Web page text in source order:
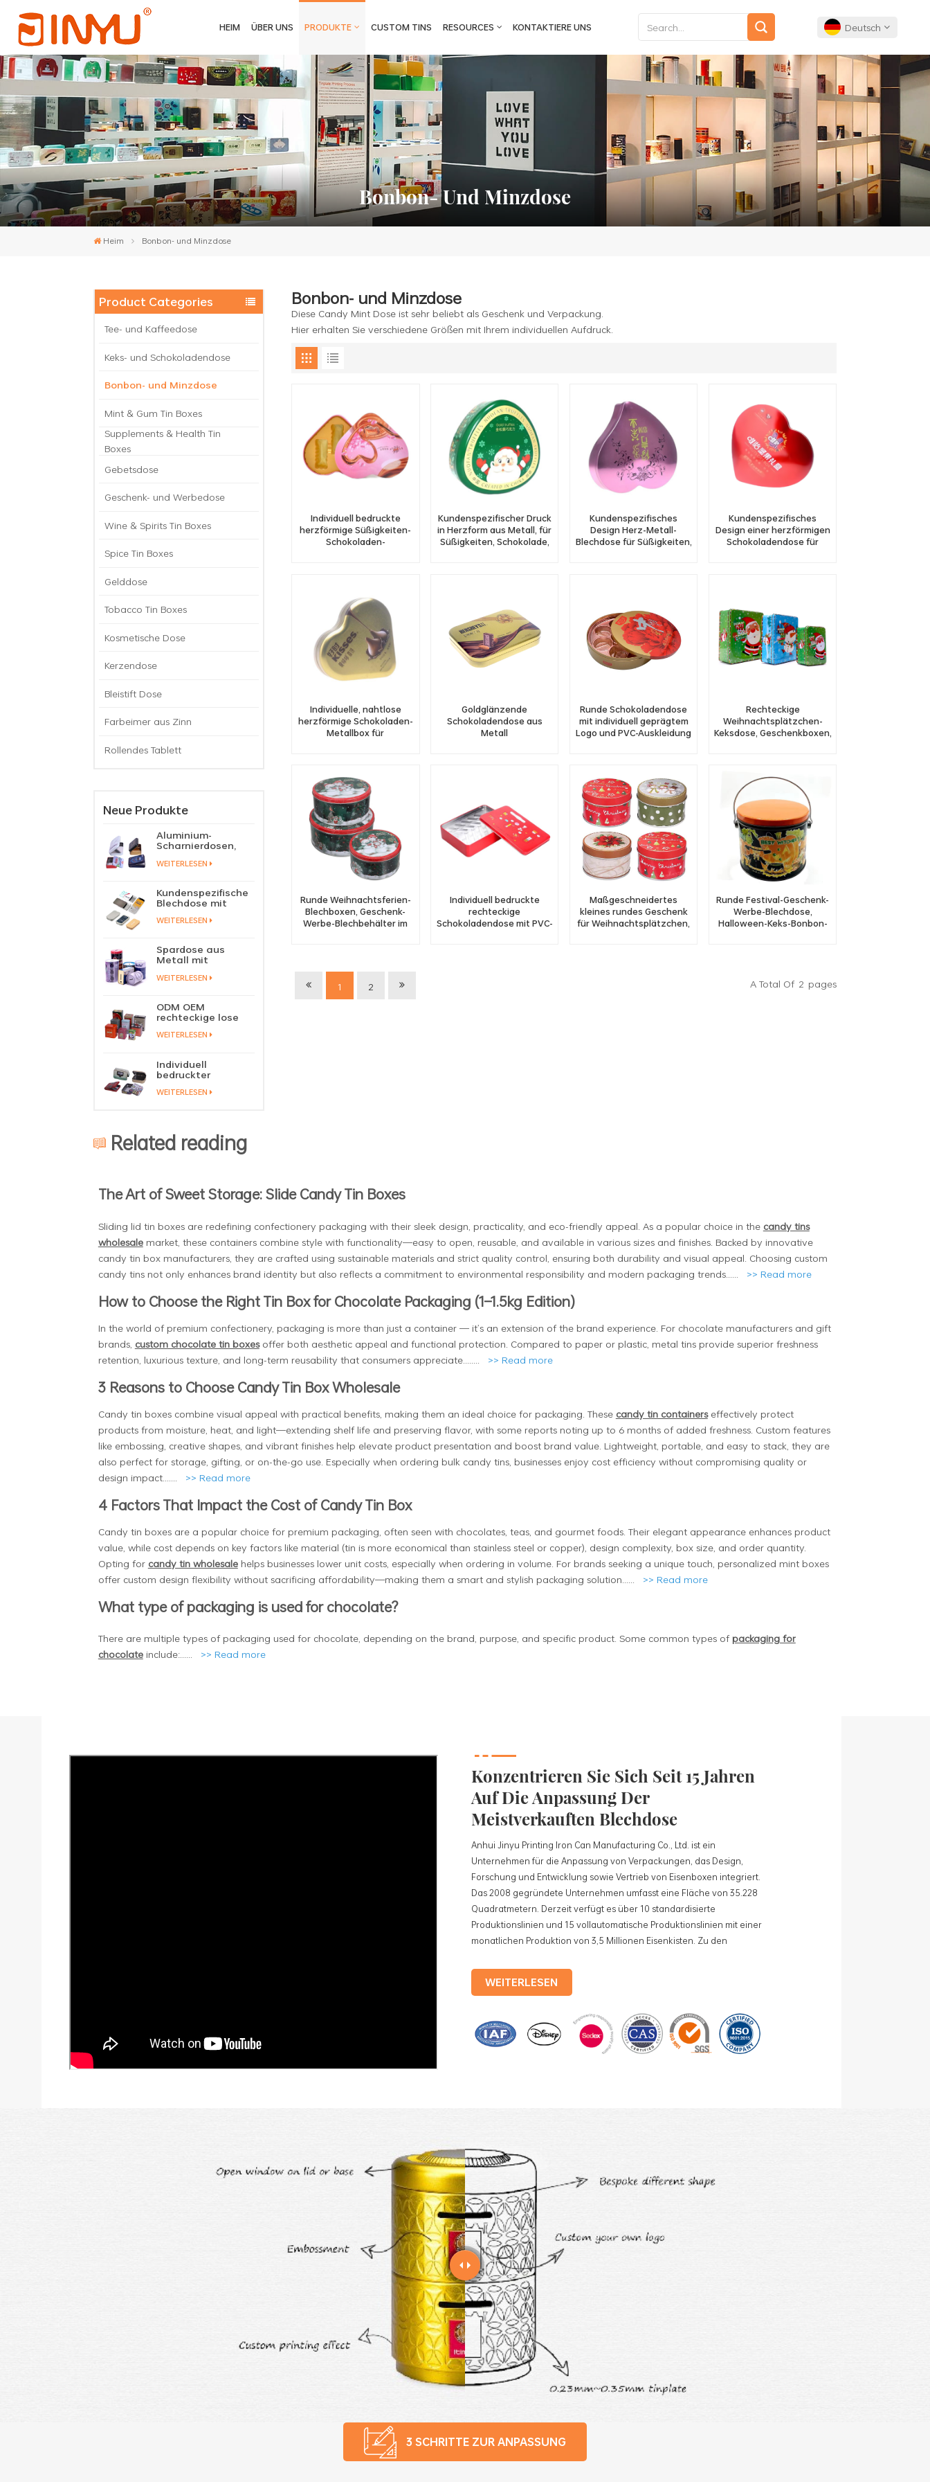
HEIM ÜBER UNS PRODUKTE CUSTOM TINS RESOURCES KONTAKTIERE UNS Deutsch
English
Français
Deutsch
Español
Português
Bonbon- Und Minzdose
Heim Bonbon- und Minzdose
Product Categories
Tee- und Kaffeedose
Keks- und Schokoladendose
Bonbon- und Minzdose
Mint & Gum Tin Boxes
Supplements & Health Tin
Boxes
Gebetsdose
Geschenk- und Werbedose
Wine & Spirits Tin Boxes
Spice Tin Boxes
Gelddose
Tobacco Tin Boxes
Kosmetische Dose
Kerzendose
Bleistift Dose
Farbeimer aus Zinn
Rollendes Tablett
Neue Produkte
Aluminium-
Scharnierdosen,
Bonbons, Pillen,
Blechdose mit
Klappdeckel
WEITERLESEN
Kundenspezifische
Blechdose mit
Süßigkeiten, Minze,
Blechdose,
Lippenbalsam,
fester Parfüm-
Metall-
Schiebedeckel,
WEITERLESEN
Spardose aus
Metall mit
Blechdose,
Spardose aus
Blech
WEITERLESEN
ODM OEM
rechteckige lose
Verpackung, grüne
Fabrikgroßhandel
WEITERLESEN
Individuell
bedruckter
Spielkarten-
und Zigarrendose,
Aufbewahrungsmanufaktur
WEITERLESEN
Bonbon- und Minzdose
Diese Candy Mint Dose ist sehr beliebt als Geschenk und Verpackung.
Hier erhalten Sie verschiedene Größen mit Ihrem individuellen Aufdruck.
Individuell bedruckte
herzförmige Süßigkeiten-
Schokoladen-
Kundenspezifischer Druck
in Herzform aus Metall, für
Süßigkeiten, Schokolade,
Kundenspezifisches
Design Herz-Metall-
Blechdose für Süßigkeiten,
Kundenspezifisches
Design einer herzförmigen
Schokoladendose für
Individuelle, nahtlose
herzförmige Schokoladen-
Metallbox für
Goldglänzende
Schokoladendose aus
Metall
Runde Schokoladendose
mit individuell geprägtem
Logo und PVC-Auskleidung
Rechteckige
Weihnachtsplätzchen-
Keksdose, Geschenkboxen,
Runde Weihnachtsferien-
Blechboxen, Geschenk-
Werbe-Blechbehälter im
Individuell bedruckte
rechteckige
Schokoladendose mit PVC-
Maßgeschneidertes
kleines rundes Geschenk
für Weihnachtsplätzchen,
Runde Festival-Geschenk-
Werbe-Blechdose,
Halloween-Keks-Bonbon-
1 2 A Total Of 2 Pages
Related reading
The Art of Sweet Storage: Slide Candy Tin Boxes
Sliding lid tin boxes are redefining confectionery packaging with their sleek design, practicality, and eco-friendly appeal. As a popular choice in the candy tins
wholesalemarket, these containers combine style with functionality—easy to open, reusable, and available in various sizes and finishes. Backed by innovative
candy tin box manufacturers, they are crafted using sustainable materials and strict quality control, ensuring both durability and visual appeal. Choosing custom
candy tins not only enhances brand identity but also reflects a commitment to environmental responsibility and modern packaging trends...... >> Read more
How to Choose the Right Tin Box for Chocolate Packaging (1–1.5kg Edition)
In the world of premium confectionery, packaging is more than just a container — it’s an extension of the brand experience. For chocolate manufacturers and gift
brands, custom chocolate tin boxesoffer both aesthetic appeal and functional protection. Compared to paper or plastic, metal tins provide superior freshness
retention, luxurious texture, and long-term reusability that consumers appreciate........ >> Read more
3 Reasons to Choose Candy Tin Box Wholesale
Candy tin boxes combine visual appeal with practical benefits, making them an ideal choice for packaging. These candy tin containerseffectively protect
products from moisture, heat, and light—extending shelf life and preserving flavor, with some reports noting up to 6 months of added freshness. Custom features
like embossing, creative shapes, and vibrant finishes help elevate product presentation and boost brand value. Lightweight, portable, and easy to stack, they are
also perfect for storage, gifting, or on-the-go use. Especially when ordering bulk candy tins, businesses enjoy cost efficiency without compromising quality or
design impact....... >> Read more
4 Factors That Impact the Cost of Candy Tin Box
Candy tin boxes are a popular choice for premium packaging, often seen with chocolates, teas, and gourmet foods. Their elegant appearance enhances product
value, while cost depends on key factors like material (tin is more economical than stainless steel or copper), design complexity, box size, and order quantity.
Opting for candy tin wholesalehelps businesses lower unit costs, especially when ordering in volume. For brands seeking a unique touch, personalized mint boxes
offer custom design flexibility without sacrificing affordability—making them a smart and stylish packaging solution...... >> Read more
What type of packaging is used for chocolate?
There are multiple types of packaging used for chocolate, depending on the brand, purpose, and specific product. Some common types ofpackaging for
chocolateinclude:...... >> Read more
Konzentrieren Sie Sich Seit 15 Jahren
Auf Die Anpassung Der
Meistverkauften Blechdose
Anhui Jinyu Printing Iron Can Manufacturing Co., Ltd. ist ein
Unternehmen für die Anpassung von Verpackungen, das Design,
Forschung und Entwicklung sowie Vertrieb von Eisenboxen integriert.
Das 2008 gegründete Unternehmen umfasst eine Fläche von 35.228
Quadratmetern. Derzeit verfügt es über 10 standardisierte
Produktionslinien und 15 vollautomatische Produktionslinien mit einer
monatlichen Produktion von 3,5 Millionen Eisenkisten. Zu den
Teedosen, Kosmetikdosen, Werbegeschenkdosen und
Weißblechschalen usw. Standardisierte Produktionslinien und 15
WEITERLESEN
3 SCHRITTE ZUR ANPASSUNG